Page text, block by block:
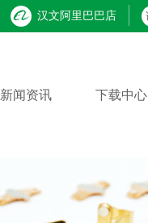
汉文阿里巴巴店
新闻资讯 下载中心